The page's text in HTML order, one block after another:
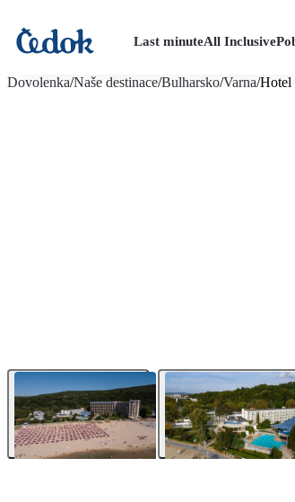
Last minuteAll Inclusive
Dovolenka/Naše destinace/Bulharsko/Varna/Hotel